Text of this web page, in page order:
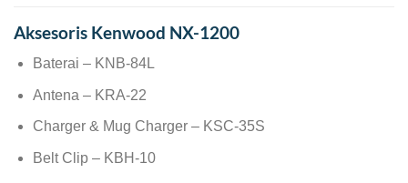
Aksesoris Kenwood NX-1200
Baterai – KNB-84L
Antena – KRA-22
Charger & Mug Charger – KSC-35S
Belt Clip – KBH-10